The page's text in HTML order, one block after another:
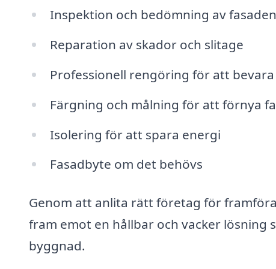
Inspektion och bedömning av
Reparation av skador och slitage
Professionell rengöring för att
Färgning och målning för att förnya
Isolering för att spara energi
Fasadbyte om det behövs
Genom att anlita rätt företag för
fram emot en hållbar och vacker
byggnad.